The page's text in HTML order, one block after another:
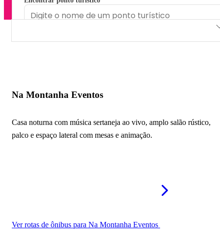
Na Montanha Eventos
Casa noturna com música sertaneja ao vivo, amplo salão rústico,
palco e espaço lateral com mesas e animação.
Ver rotas de ônibus para Na Montanha Eventos